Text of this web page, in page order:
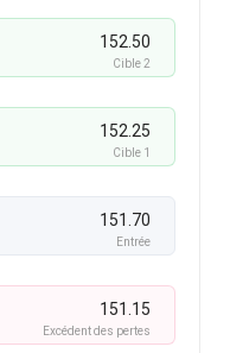
152.50
Cible 2
152.25
Cible 1
151.70
Entrée
151.15
Excédent des pertes